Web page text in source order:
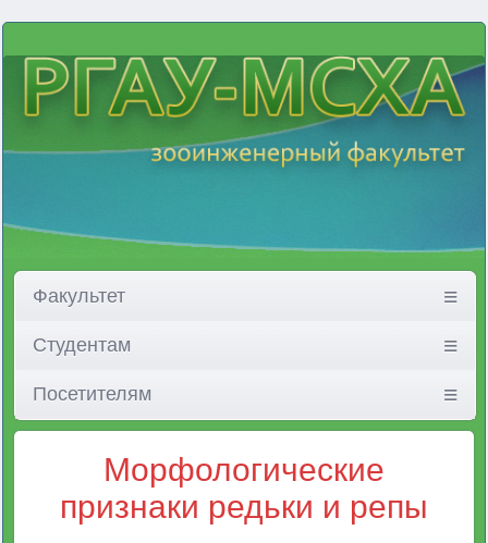
Факультет
Студентам
Посетителям
Морфологические
признаки редьки и репы